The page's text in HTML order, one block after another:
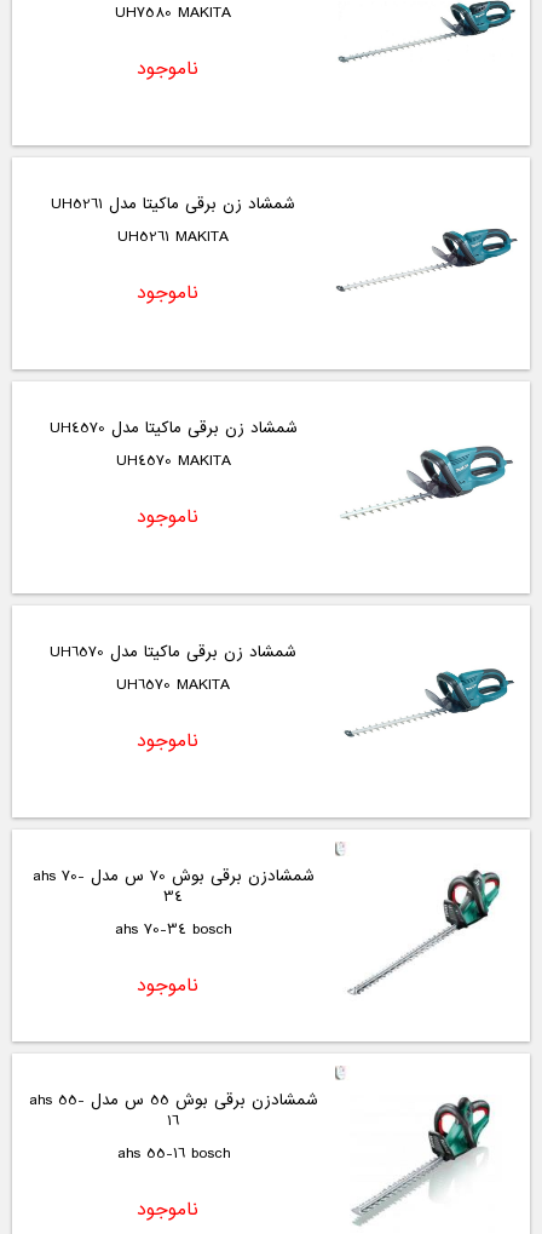
UH7580 MAKITA
ناموجود
شمشاد زن برقی ماکیتا مدل UH5261
UH5261 MAKITA
ناموجود
شمشاد زن برقی ماکیتا مدل UH4570
UH4570 MAKITA
ناموجود
شمشاد زن برقی ماکیتا مدل UH6570
UH6570 MAKITA
ناموجود
شمشادزن برقی بوش 70 س مدل ahs 70-
34
ahs 70-34 bosch
ناموجود
شمشادزن برقی بوش 55 س مدل ahs 55-
16
ahs 55-16 bosch
ناموجود